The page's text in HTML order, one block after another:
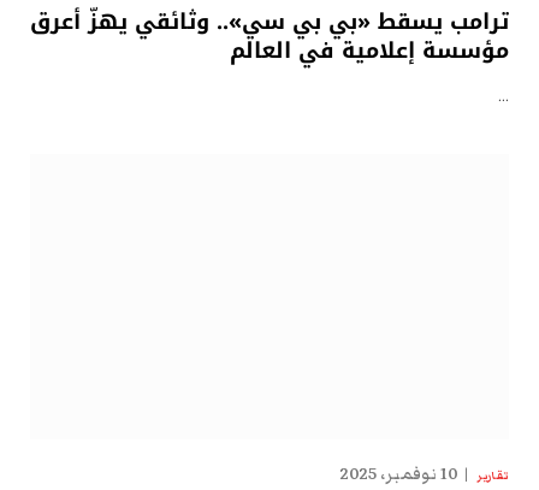
ترامب يسقط «بي بي سي».. وثائقي يهزّ أعرق
مؤسسة إعلامية في العالم
…
تقارير 10 نوفمبر، 2025